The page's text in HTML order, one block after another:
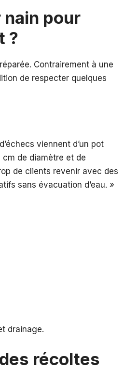
pour
?
Contrairement à une
de respecter quelques
viennent d’un pot
cm de diamètre et de
de clients revenir avec des
sans évacuation d’eau. »
drainage.
récoltes